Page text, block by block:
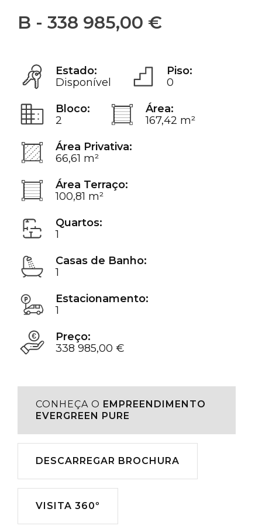
B - 338 985,00 €
Estado:
Disponível
Piso:
0
Bloco:
2
Área:
167,42 m²
Área Privativa:
66,61 m²
Área Terraço:
100,81 m²
Quartos:
1
Casas de Banho:
1
Estacionamento:
1
Preço:
338 985,00 €
CONHEÇA O EMPREENDIMENTO
EVERGREEN PURE
DESCARREGAR BROCHURA
Descarregar
VISITA 360º